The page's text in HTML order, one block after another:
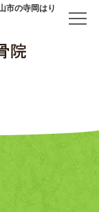
市の寺岡はり